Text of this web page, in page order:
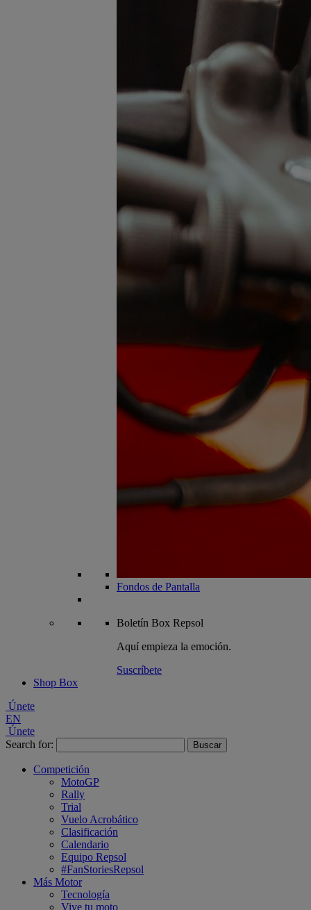
Fondos de Pantalla
Boletín Box Repsol
Aquí empieza la emoción.
Suscríbete
Shop Box
Únete
EN
Únete
Search for:
Competición
MotoGP
Rally
Trial
Vuelo Acrobático
Clasificación
Calendario
Equipo Repsol
#FanStoriesRepsol
Más Motor
Tecnología
Vive tu moto